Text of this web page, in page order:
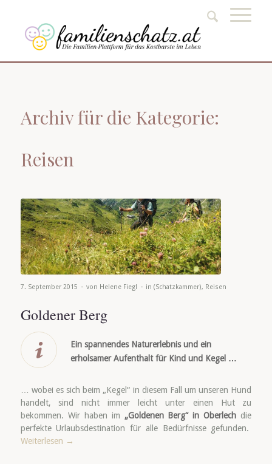
Archiv für die Kategorie:
Reisen
7. September 2015 - von Helene Fiegl - in (Schatzkammer), Reisen
Goldener Berg
Ein spannendes Naturerlebnis und ein
erholsamer Aufenthalt für Kind und Kegel …
… wobei es sich beim „Kegel“ in diesem Fall um unseren Hund
handelt, sind nicht immer leicht unter einen Hut zu
bekommen. Wir haben im „Goldenen Berg“ in Oberlech die
perfekte Urlaubsdestination für alle Bedürfnisse gefunden.
Weiterlesen →